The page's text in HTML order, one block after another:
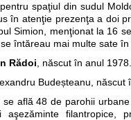
spaţiul din sudul
în atenţie prezenţa a doi
Simion, menţionat la 16
întăreau mai multe sate în
Rădoi , născut în anul 1978.
Budeșteanu, născut
se află 48 de parohii
aşezăminte